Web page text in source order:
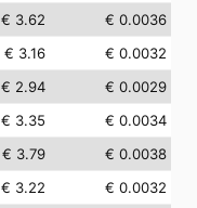
€ 3.62
€ 0.0036
€ 3.16
€ 0.0032
€ 2.94
€ 0.0029
€ 3.35
€ 0.0034
€ 3.79
€ 0.0038
€ 3.22
€ 0.0032